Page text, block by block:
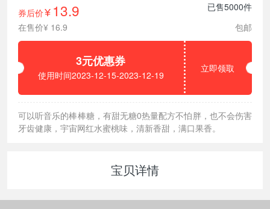
券后价¥ 13.9
已售5000件
在售价¥ 16.9
包邮
3元优惠券
使用时间2023-12-15-2023-12-19
立即领取
可以听音乐的棒棒糖，有甜无糖0热量配方不怕胖，也不会伤害
牙齿健康，宇宙网红水蜜桃味，清新香甜，满口果香。
宝贝详情